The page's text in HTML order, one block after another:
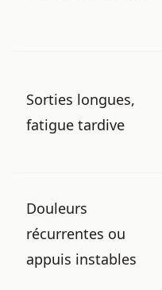
Sorties longues,
fatigue tardive
Douleurs
récurrentes ou
appuis instables